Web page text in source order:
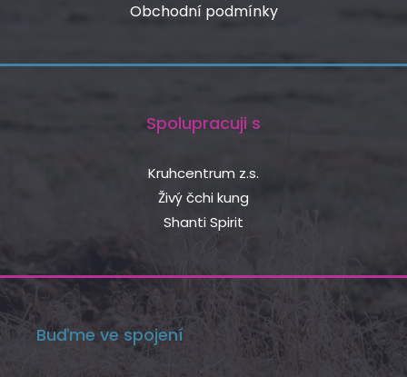
Obchodní podmínky
Spolupracuji s
Kruhcentrum z.s.
Živý čchi kung
Shanti Spirit
Buďme ve spojení